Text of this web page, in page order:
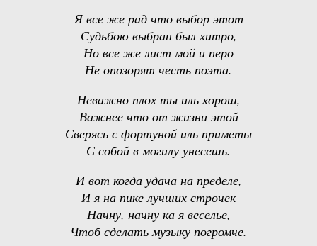
Я все же рад что выбор этот
Судьбою выбран был хитро,
Но все же лист мой и перо
Не опозорят честь поэта.
Неважно плох ты иль хорош,
Важнее что от жизни этой
Сверясь с фортуной иль приметы
С собой в могилу унесешь.
И вот когда удача на пределе,
И я на пике лучших строчек
Начну, начну ка я веселье,
Чтоб сделать музыку погромче.